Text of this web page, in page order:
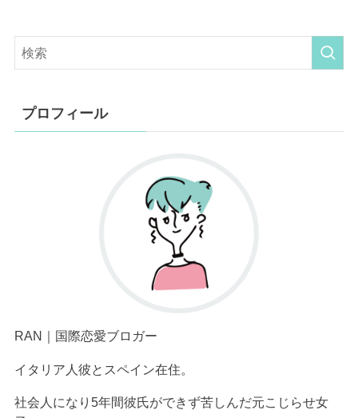
プロフィール
RAN｜国際恋愛ブロガー
イタリア人彼とスペイン在住。
社会人になり5年間彼氏ができず苦しんだ元こじらせ女